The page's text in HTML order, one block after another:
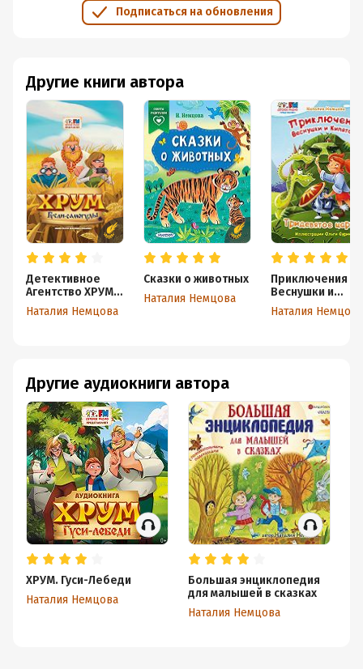
Подписаться на обновления
Другие книги автора
Детективное
Агентство ХРУМ.
Гусли-Самогуды
Наталия Немцова
Сказки о животных
Наталия Немцова
Приключения
Веснушки и
Кипятоши.
Тридевятое
Наталия Немцова
Другие аудиокниги автора
ХРУМ. Гуси-Лебеди
Наталия Немцова
Большая энциклопедия
для малышей в сказках
Наталия Немцова